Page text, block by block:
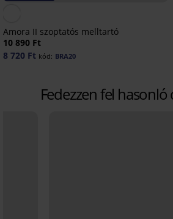
Amora II szoptatós melltartó
10 890 Ft
8 720 Ft kód: BRA20
Fedezzen fel